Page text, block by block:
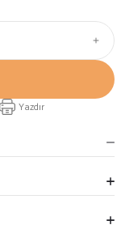
Yazdır